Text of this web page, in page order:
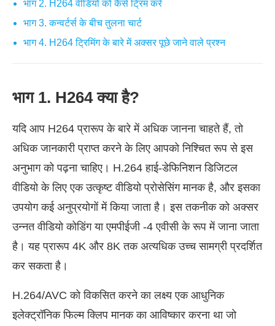
भाग 2. H264 वीडियो को कैसे ट्रिम करें
भाग 3. कन्वर्टर्स के बीच तुलना चार्ट
भाग 4. H264 ट्रिमिंग के बारे में अक्सर पूछे जाने वाले प्रश्न
भाग 1. H264 क्या है?
यदि आप H264 प्रारूप के बारे में अधिक जानना चाहते हैं, तो
अधिक जानकारी प्राप्त करने के लिए आपको निश्चित रूप से इस
अनुभाग को पढ़ना चाहिए। H.264 हाई-डेफिनिशन डिजिटल
वीडियो के लिए एक उत्कृष्ट वीडियो प्रोसेसिंग मानक है, और इसका
उपयोग कई अनुप्रयोगों में किया जाता है। इस तकनीक को अक्सर
उन्नत वीडियो कोडिंग या एमपीईजी -4 एवीसी के रूप में जाना जाता
है। यह प्रारूप 4K और 8K तक अत्यधिक उच्च सामग्री प्रदर्शित
कर सकता है।
H.264/AVC को विकसित करने का लक्ष्य एक आधुनिक
इलेक्ट्रॉनिक फिल्म क्लिप मानक का आविष्कार करना था जो